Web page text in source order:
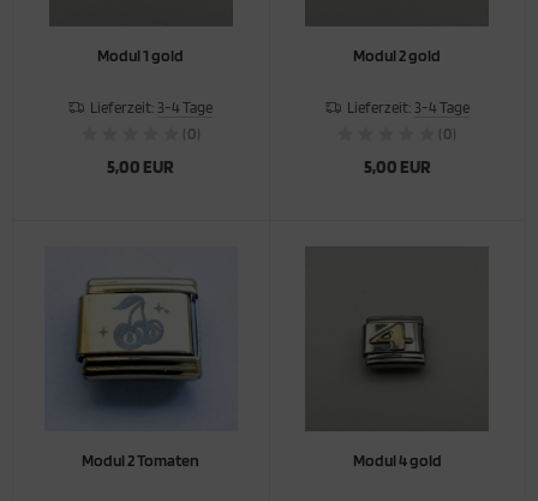
Modul 1 gold
Lieferzeit: 3-4 Tage
(0)
5,00 EUR
Modul 2 gold
Lieferzeit: 3-4 Tage
(0)
5,00 EUR
Modul 2 Tomaten Modul 4 gold